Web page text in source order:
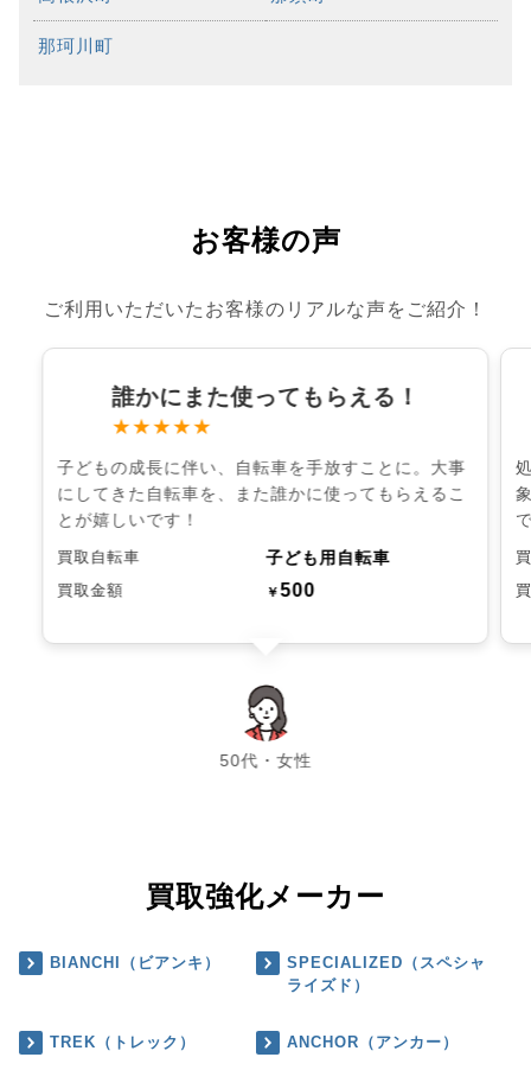
那珂川町
お客様の声
ご利用いただいたお客様のリアルな声をご紹介！
誰かにまた使ってもらえる！
★★★★★
子どもの成長に伴い、自転車を手放すことに。大事
にしてきた自転車を、また誰かに使ってもらえるこ
とが嬉しいです！
買取自転車 子ども用自転車
買取金額 ￥500
50代・女性
chevron_left chevron_right
買取強化メーカー
BIANCHI（ビアンキ）
SPECIALIZED（スペシャ
ライズド）
TREK（トレック） ANCHOR（アンカー）